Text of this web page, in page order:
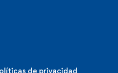
de privacidad